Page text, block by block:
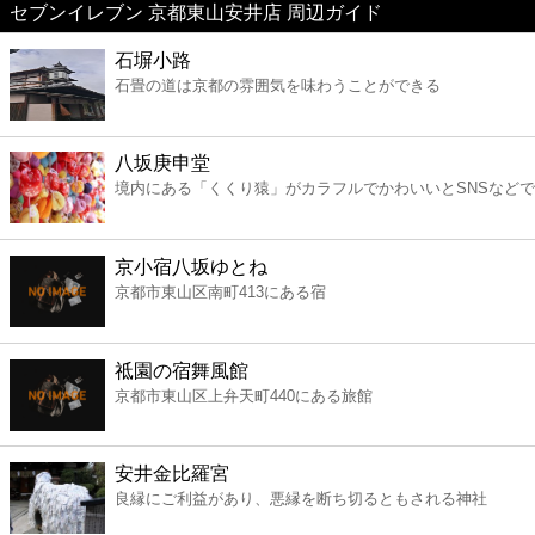
美容
コンビニ
薬局
スーパー
エンタメ
レジャー
書店
ファミレス
セブンイレブン 京都東山安井店 周辺ガイド
石塀小路
石畳の道は京都の雰囲気を味わうことができる
八坂庚申堂
境内にある「くくり猿」がカラフルでかわいいとSNSなどで
京小宿八坂ゆとね
京都市東山区南町413にある宿
祗園の宿舞風館
京都市東山区上弁天町440にある旅館
安井金比羅宮
良縁にご利益があり、悪縁を断ち切るともされる神社